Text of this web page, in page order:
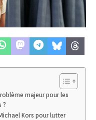
majeur pour les
?
Kors pour lutter